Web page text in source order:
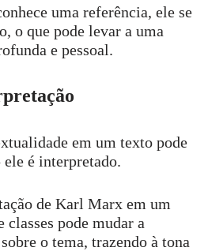
uma referência, ele se
o que pode levar a uma
e pessoal.
em um texto pode
é interpretado.
de Karl Marx em um
pode mudar a
o tema, trazendo à tona